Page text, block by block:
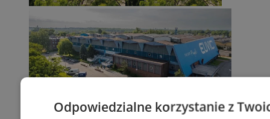
Odpowiedzialne korzystanie z